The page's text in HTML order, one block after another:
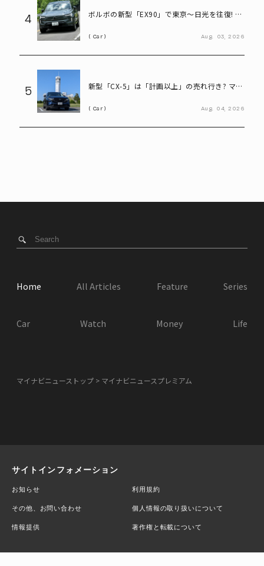
4
ボルボの新型「EX90」で東京～日光を往復! い
Car Aug. 03, 2026
5
新型「CX-5」は「計画以上」の売れ行き? マツ
Car Aug. 04, 2026
Home All Articles Feature Series
Car Watch Money Life
マイナビニューストップ マイナビニュースプレミアム
サイトインフォメーション
お知らせ 利用規約
その他、お問い合わせ 個人情報の取り扱いについて
情報提供 著作権と転載について